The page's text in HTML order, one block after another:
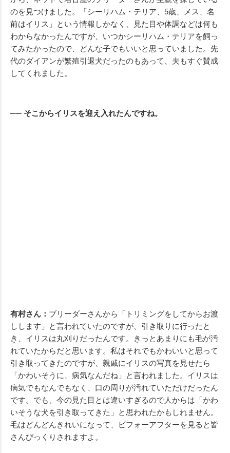
のを見つけました。「シーリハム・テリア、5歳、メス、名
前はイリス」という情報しかなく、見た目や体調などは何も
わからなかったんですが、いつかシーリハム・テリアを飼っ
てみたかったので、どんな子でもいいと思っていました。先
代のダイアンが繁殖引退犬だったのもあって、夫もすぐ賛成
してくれました。
── そこからイリスを迎え入れたんですね。
有村さん： ブリーダーさんから「トリミングをしてからお渡
しします」と言われていたのですが、引き取りに行ったと
き、イリスは丸刈りだったんです。きっとあまりにも毛が汚
れていたからだと思います。私はそれでもかわいいと思って
引き取ってきたのですが、親戚にイリスの写真を見せたら
「かわいそうに、病気なんだね」と言われました。イリスは
病気でもなんでもなく、口の周りが汚れていただけだったん
です。でも、今の見た目とは違いすぎるので人からは「かわ
いそうな犬を引き取ってきた」と思われたかもしれません。
毛はどんどんきれいになって、ビフォーアフターを見ると皆
さんびっくりされますよ。